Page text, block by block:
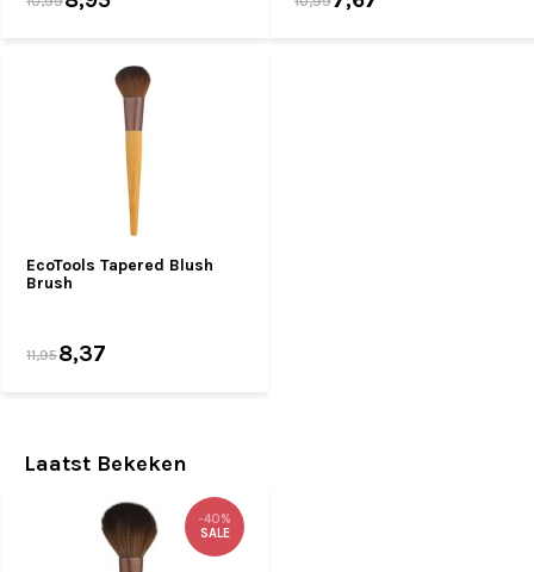
EcoTools Tapered Blush
Brush
11,958,37
Laatst Bekeken
-40%
SALE